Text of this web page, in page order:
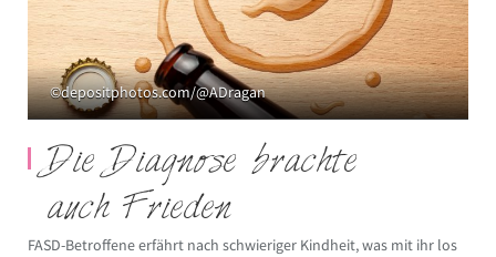
©depositphotos.com/@ADragan
Die Diagnose brachte
auch Frieden
FASD-Betroffene erfährt nach schwieriger Kindheit, was mit ihr los